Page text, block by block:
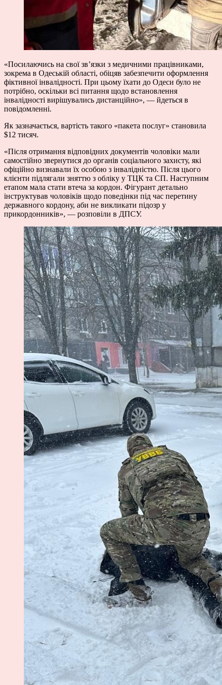
«Посилаючись на свої зв’язки з медичними працівниками,
зокрема в Одеській області, обіцяв забезпечити оформлення
фіктивної інвалідності. При цьому їхати до Одеси було не
потрібно, оскільки всі питання щодо встановлення
інвалідності вирішувались дистанційно», — йдеться в
повідомленні.
Як зазначається, вартість такого «пакета послуг» становила
$12 тисяч.
«Після отримання відповідних документів чоловіки мали
самостійно звернутися до органів соціального захисту, які
офіційно визнавали їх особою з інвалідністю. Після цього
клієнти підлягали зняттю з обліку у ТЦК та СП. Наступним
етапом мала стати втеча за кордон. Фігурант детально
інструктував чоловіків щодо поведінки під час перетину
державного кордону, аби не викликати підозр у
прикордонників», — розповіли в ДПСУ.